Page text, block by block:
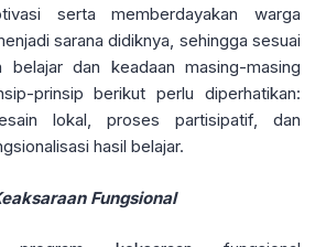
serta memberdayakan warga
sarana didiknya, sehingga sesuai
belajar dan keadaan masing-masing
prinsip berikut perlu diperhatikan:
lokal, proses partisipatif, dan
hasil belajar.
Fungsional